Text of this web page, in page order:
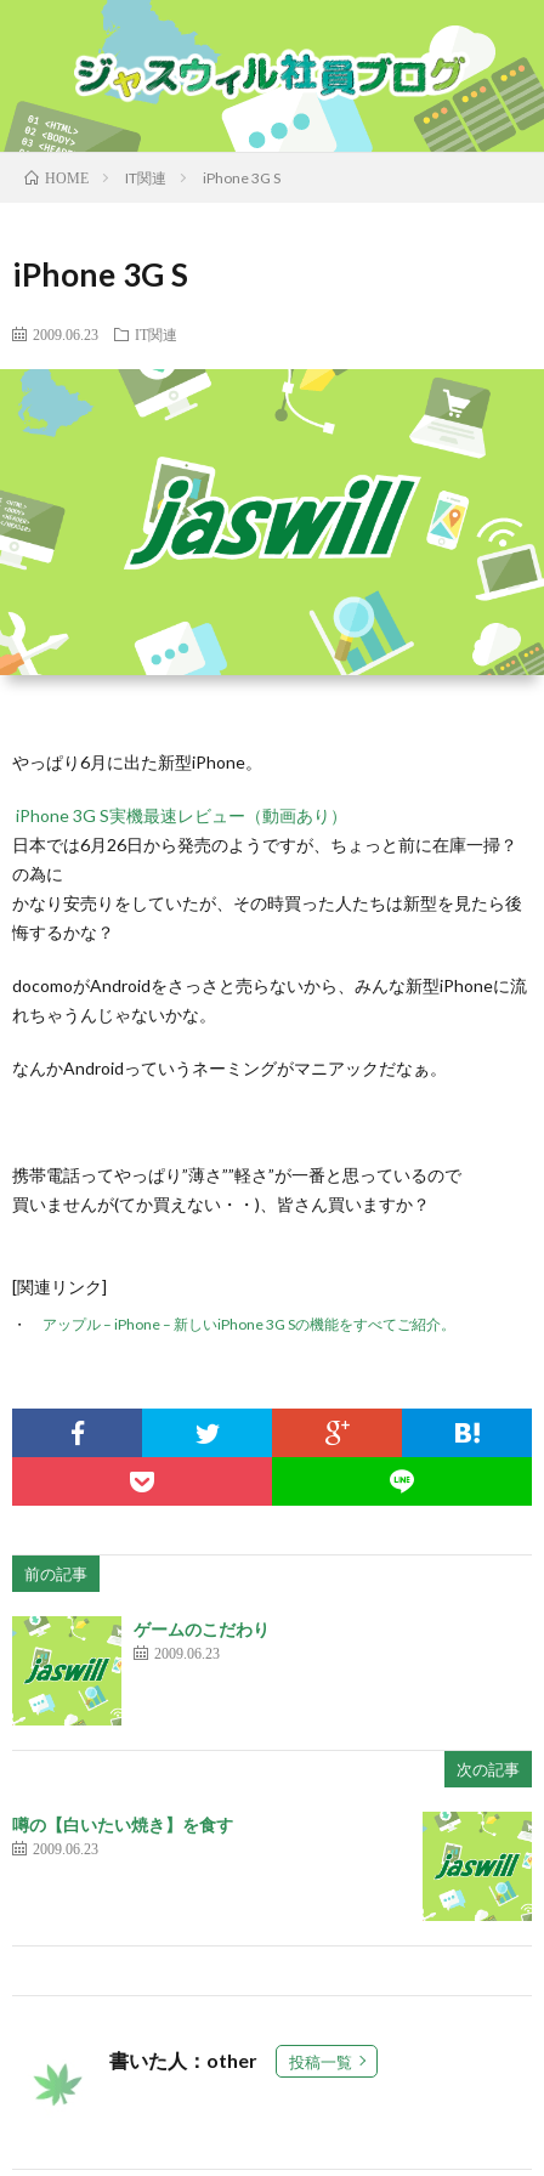
HOME IT関連 iPhone 3G S
iPhone 3G S
2009.06.23 IT関連
やっぱり6月に出た新型iPhone。
iPhone 3G S実機最速レビュー（動画あり）
日本では6月26日から発売のようですが、ちょっと前に在庫一掃？
の為に
かなり安売りをしていたが、その時買った人たちは新型を見たら後
悔するかな？
docomoがAndroidをさっさと売らないから、みんな新型iPhoneに流
れちゃうんじゃないかな。
なんかAndroidっていうネーミングがマニアックだなぁ。
携帯電話ってやっぱり”薄さ””軽さ”が一番と思っているので
買いませんが(てか買えない・・)、皆さん買いますか？
[関連リンク]
アップル – iPhone – 新しいiPhone 3G Sの機能をすべてご紹介。
前の記事
ゲームのこだわり
2009.06.23
次の記事
噂の【白いたい焼き】を食す
2009.06.23
書いた人：other 投稿一覧